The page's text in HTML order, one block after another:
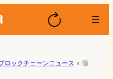
ロックチェーンニュース » 個